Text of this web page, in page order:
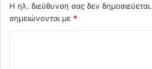
Η ηλ. διεύθυνση σας δεν δημοσιεύεται.
σημειώνονται με *